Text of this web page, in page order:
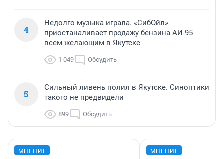
4
Недолго музыка играла. «СибОйл»
приостаналивает продажу бензина АИ-95
всем желающим в Якутске
1 049 Обсудить
5
Сильный ливень полил в Якутске. Синоптики
такого не предвидели
899 Обсудить
МНЕНИЕ МНЕНИЕ